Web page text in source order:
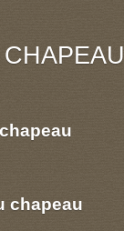
chapeau